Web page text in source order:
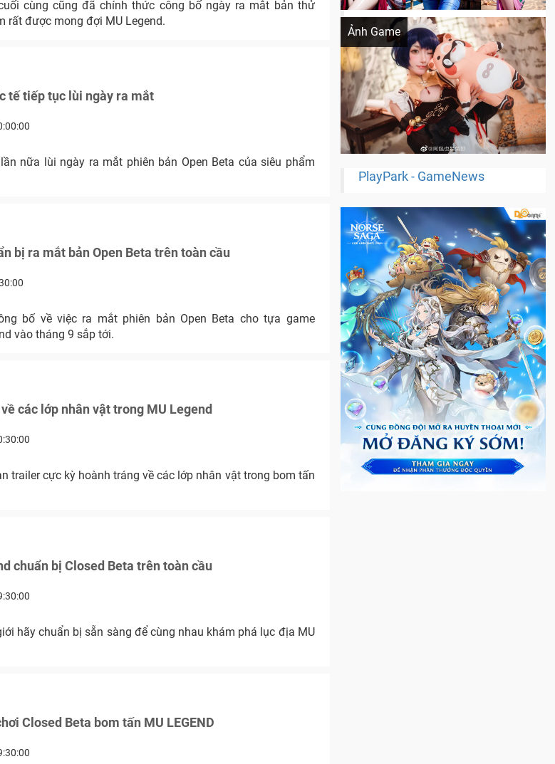
cùng cũng đã chính thức công bố ngày ra mắt bản thử
rất được mong đợi MU Legend.
tế tiếp tục lùi ngày ra mắt
nữa lùi ngày ra mắt phiên bản Open Beta của siêu phẩm
bị ra mắt bản Open Beta trên toàn cầu
bố về việc ra mắt phiên bản Open Beta cho tựa game
vào tháng 9 sắp tới.
các lớp nhân vật trong MU Legend
trailer cực kỳ hoành tráng về các lớp nhân vật trong bom tấn
chuẩn bị Closed Beta trên toàn cầu
hãy chuẩn bị sẵn sàng để cùng nhau khám phá lục địa MU
Closed Beta bom tấn MU LEGEND
Ảnh Game
Cosplay Xiangling siêu cute
PlayPark - GameNews